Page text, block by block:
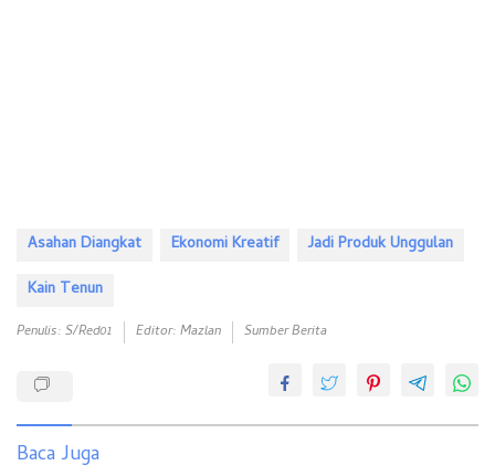
Asahan Diangkat Ekonomi Kreatif
Jadi Produk Unggulan
Kain Tenun
Penulis: S/red01 Editor: Mazlan Sumber Berita
Baca Juga